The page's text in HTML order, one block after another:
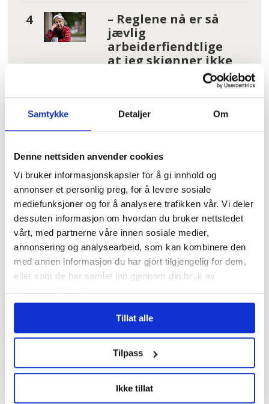
Samtykke Detaljer Om
Denne nettsiden anvender cookies
Vi bruker informasjonskapsler for å gi innhold og
annonser et personlig preg, for å levere sosiale
mediefunksjoner og for å analysere trafikken vår. Vi deler
dessuten informasjon om hvordan du bruker nettstedet
vårt, med partnerne våre innen sosiale medier,
annonsering og analysearbeid, som kan kombinere den
med annen informasjon du har gjort tilgjengelig for dem,
eller som de har samlet inn gjennom din bruk av
Tillat alle
Tilpass
Ikke tillat
– Reglene nå er så
jævlig
arbeiderfiendtlige
at jeg skjønner ikke
at folk kan svelge
Fruktsukker utpekt
som driver for kreft
Les flere nyheter:
3,7 millioner kroner
samlet inn etter brannen i
Krokstadelva